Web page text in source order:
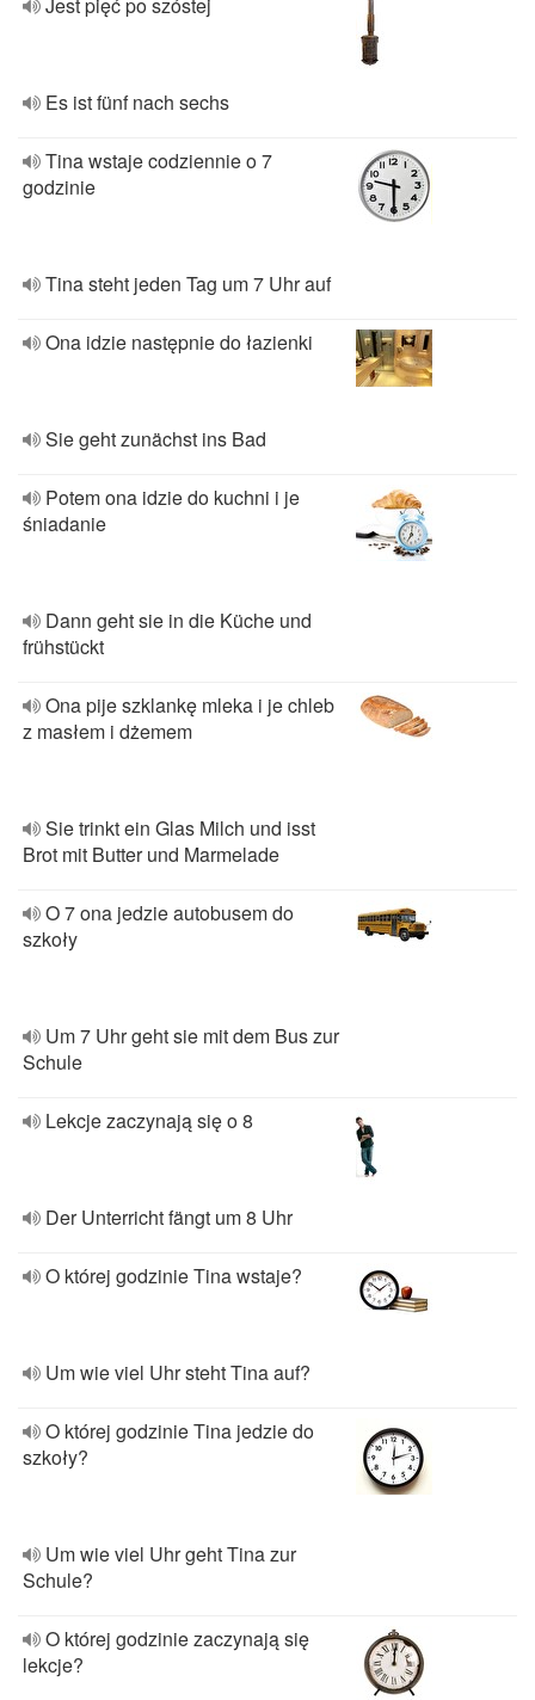
Es ist fünf nach sechs
Tina wstaje codziennie o 7
godzinie
Tina steht jeden Tag um 7 Uhr auf
Ona idzie następnie do łazienki
Sie geht zunächst ins Bad
Potem ona idzie do kuchni i je
śniadanie
Dann geht sie in die Küche und
frühstückt
Ona pije szklankę mleka i je chleb
z masłem i dżemem
Sie trinkt ein Glas Milch und isst
Brot mit Butter und Marmelade
O 7 ona jedzie autobusem do
szkoły
Um 7 Uhr geht sie mit dem Bus zur
Schule
Lekcje zaczynają się o 8
Der Unterricht fängt um 8 Uhr
O której godzinie Tina wstaje?
Um wie viel Uhr steht Tina auf?
O której godzinie Tina jedzie do
szkoły?
Um wie viel Uhr geht Tina zur
Schule?
O której godzinie zaczynają się
lekcje?